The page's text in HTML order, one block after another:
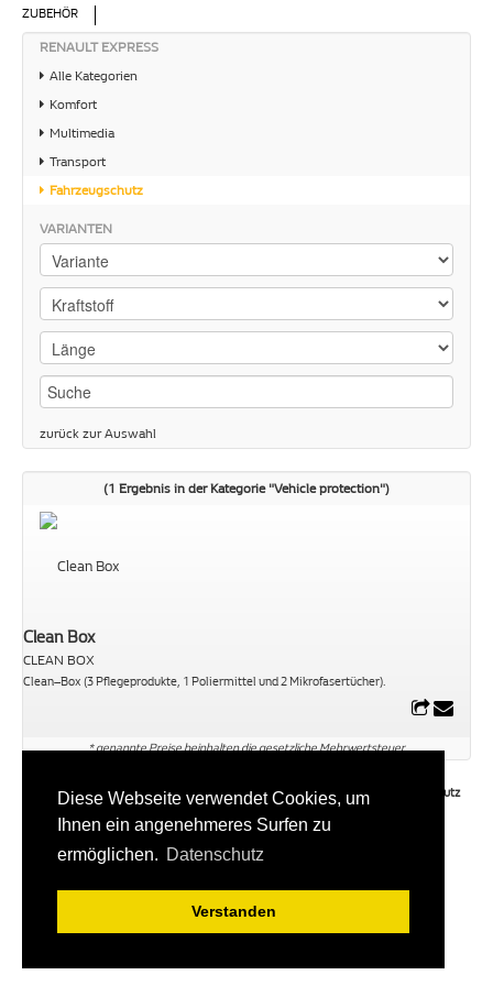
Diese Webseite verwendet Cookies, um
Ihnen ein angenehmeres Surfen zu
ermöglichen. Datenschutz
Verstanden
ZUBEHÖR
RENAULT EXPRESS
Alle Kategorien
Komfort
Multimedia
Transport
Fahrzeugschutz
VARIANTEN
zurück zur Auswahl
(1 Ergebnis in der Kategorie "Vehicle protection")
Clean Box
CLEAN BOX
Clean–Box (3 Pflegeprodukte, 1 Poliermittel und 2 Mikrofasertücher).
* genannte Preise beinhalten die gesetzliche Mehrwertsteuer
Impressum Datenschutz